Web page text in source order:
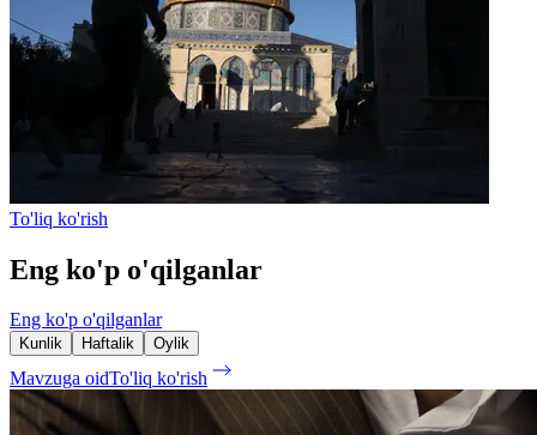
To'liq ko'rish
Eng ko'p o'qilganlar
Eng ko'p o'qilganlar
Kunlik Haftalik Oylik
Mavzuga oidTo'liq ko'rish